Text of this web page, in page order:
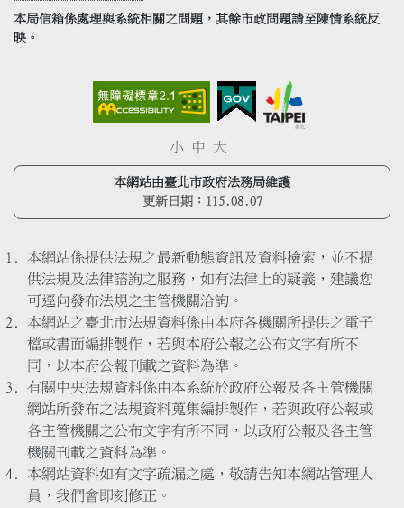
本局信箱係處理與系統相關之問題，其餘市政問題請至陳情系統反
映。
小 中 大
本網站由臺北市政府法務局維護
更新日期： 115.08.07
本網站係提供法規之最新動態資訊及資料檢索，並不提
供法規及法律諮詢之服務，如有法律上的疑義，建議您
可逕向發布法規之主管機關洽詢。
本網站之臺北市法規資料係由本府各機關所提供之電子
檔或書面編排製作，若與本府公報之公布文字有所不
同，以本府公報刊載之資料為準。
有關中央法規資料係由本系統於政府公報及各主管機關
網站所發布之法規資料蒐集編排製作，若與政府公報或
各主管機關之公布文字有所不同，以政府公報及各主管
機關刊載之資料為準。
本網站資料如有文字疏漏之處，敬請告知本網站管理人
員，我們會即刻修正。